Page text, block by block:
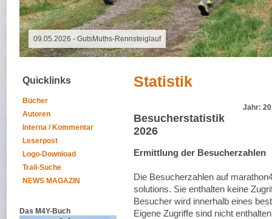
07.08.2026 - Special Event
Quicklinks
Bücher
Autoren
Interna / Kommentar
Leserpost
Logo-Download
Trail-Suche
NEWS MAGAZIN
Das M4Y-Buch
Statistik
Besucherstatistik
2026
Jahr:
Ermittlung der Besucherzahlen
Die Besucherzahlen auf
solutions. Sie enthalten keine
Besucher wird innerhalb eines
Eigene Zugriffe sind nicht